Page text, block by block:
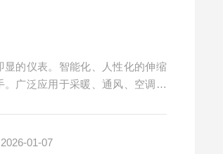
的仪表。智能化、人性化的伸缩
广泛应用于采暖、通风、空调调
01-07